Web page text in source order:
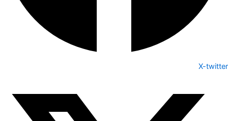
X-twitter